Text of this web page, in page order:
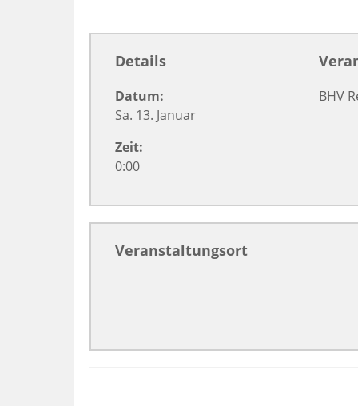
Details
Datum:
Sa. 13. Januar
Zeit:
0:00
BHV
Veranstaltungsort